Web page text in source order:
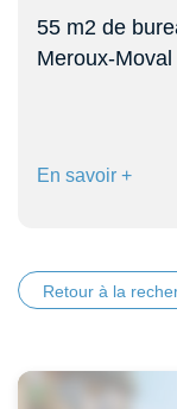
55 m2 de
Meroux-Moval
En savoir +
Retour à la